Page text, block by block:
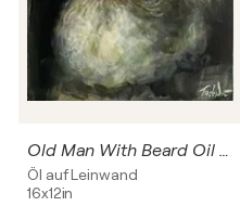
Old Man With Beard Oil Portrait artwork Fine Art Hand Made By EVGENY JACKPOT
Öl auf Leinwand
16x12in